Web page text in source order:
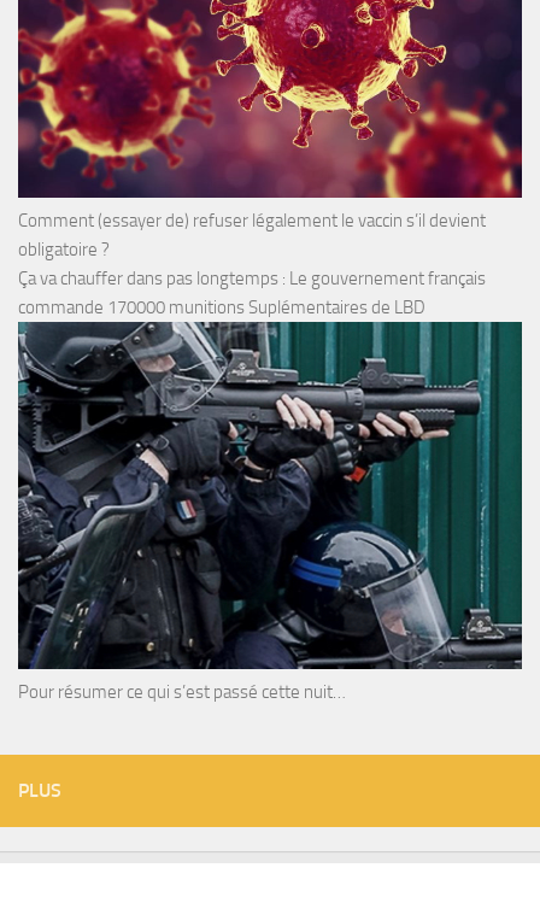
Comment (essayer de) refuser légalement le vaccin s’il devient
obligatoire ?
Ça va chauffer dans pas longtemps : Le gouvernement français
commande 170000 munitions Suplémentaires de LBD
Pour résumer ce qui s’est passé cette nuit…
PLUS